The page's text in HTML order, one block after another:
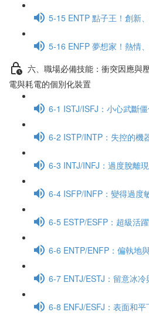
5-15 ENTP 點子王！創新
5-16 ENFP 夢想家！熱情
六、職場必備技能：衝突因應與
電與耗電的個別化裝置
6-1 ISTJ/ISFJ：小心武斷
6-2 ISTP/INTP：失控的機
6-3 INTJ/INFJ：過度脫離
6-4 ISFP/INFP：變得過度
6-5 ESTP/ESFP：超級活
6-6 ENTP/ENFP：偏執地
6-7 ENTJ/ESTJ：留意冰冷
6-8 ENFJ/ESFJ：表面和平